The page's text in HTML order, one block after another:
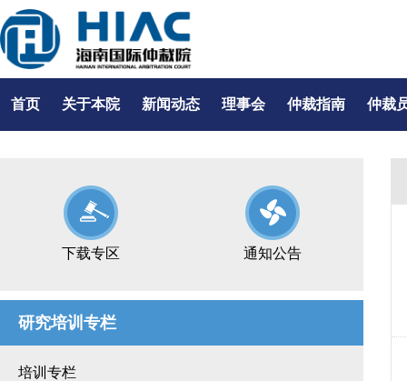
首页 关于本院 新闻动态 理事会 仲裁指南 仲裁
下载专区 通知公告
研究培训专栏
培训专栏